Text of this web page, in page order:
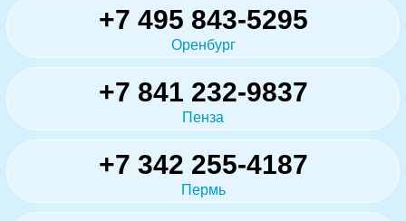
+7 495 843-5295
Оренбург
+7 841 232-9837
Пенза
+7 342 255-4187
Пермь